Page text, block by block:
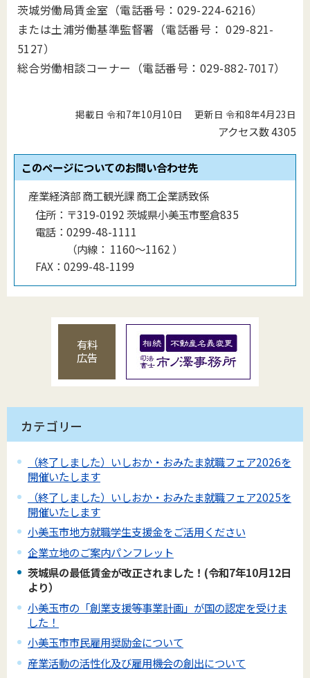
茨城労働局賃金室（電話番号：029-224-6216）
または土浦労働基準監督署（電話番号： 029-821-
5127）
総合労働相談コーナー（電話番号：029-882-7017）
掲載日 令和7年10月10日 更新日 令和8年4月23日
アクセス数4305
このページについてのお問い合わせ先
産業経済部 商工観光課 商工企業誘致係
住所： 〒319-0192 茨城県小美玉市堅倉835
電話： 0299-48-1111
（内線 ： 1160〜1162 ）
FAX： 0299-48-1199
有料
広告
カテゴリー
（終了しました）いしおか・おみたま就職フェア2026を
開催いたします
（終了しました）いしおか・おみたま就職フェア2025を
開催いたします
小美玉市地方就職学生支援金をご活用ください
企業立地のご案内パンフレット
茨城県の最低賃金が改正されました！(令和7年10月12日
より）
小美玉市の「創業支援等事業計画」が国の認定を受けま
した！
小美玉市市民雇用奨励金について
産業活動の活性化及び雇用機会の創出について